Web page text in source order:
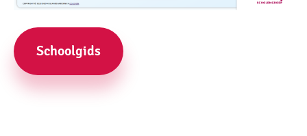
Schoolgids